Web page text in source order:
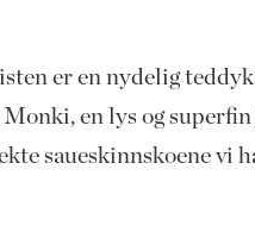
er en nydelig
en lys og superfin
saueskinnskoene vi